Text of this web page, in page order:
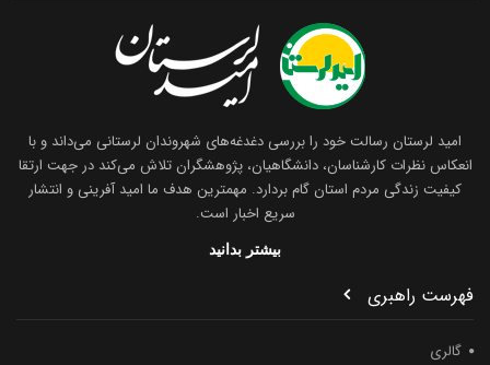
امید لرستان رسالت خود را بررسی دغدغه‌های شهروندان لرستانی می‌داند و با
انعکاس نظرات کارشناسان، دانشگاهیان، پژوهشگران تلاش می‌کند در جهت ارتقا
کیفیت زندگی مردم استان گام بردارد. مهمترین هدف ما امید آفرینی و انتشار
سریع اخبار است.
بیشتر بدانید
فهرست راهبری
گالری